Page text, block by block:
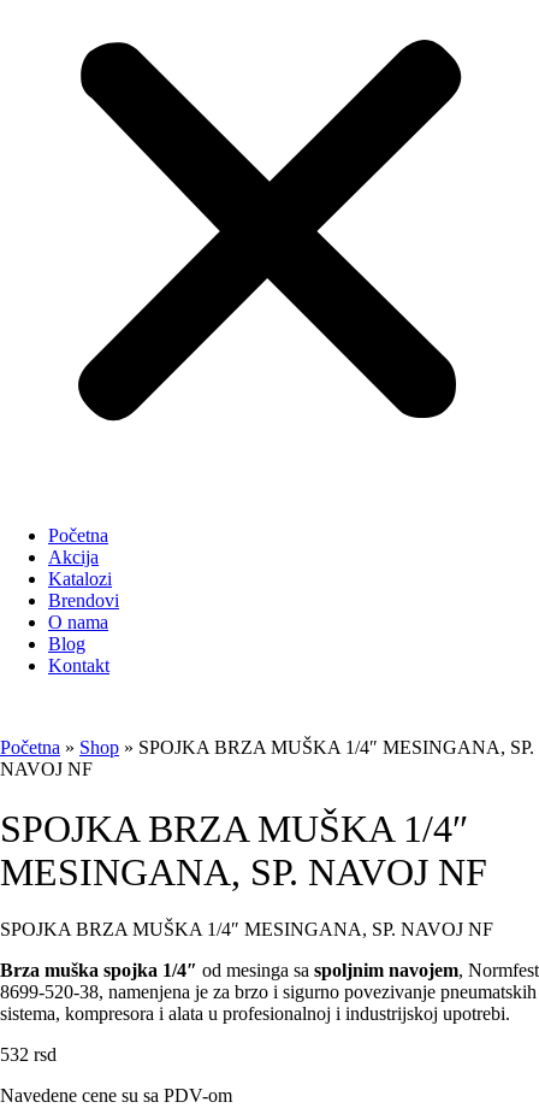
Početna
Akcija
Katalozi
Brendovi
O nama
Blog
Kontakt
Početna » Shop » SPOJKA BRZA MUŠKA 1/4″ MESINGANA, SP.
NAVOJ NF
SPOJKA BRZA MUŠKA 1/4″
MESINGANA, SP. NAVOJ NF
SPOJKA BRZA MUŠKA 1/4″ MESINGANA, SP. NAVOJ NF
Brza muška spojka 1/4″ od mesinga sa spoljnim navojem, Normfest
8699-520-38, namenjena je za brzo i sigurno povezivanje pneumatskih
sistema, kompresora i alata u profesionalnoj i industrijskoj upotrebi.
532 rsd
Navedene cene su sa PDV-om